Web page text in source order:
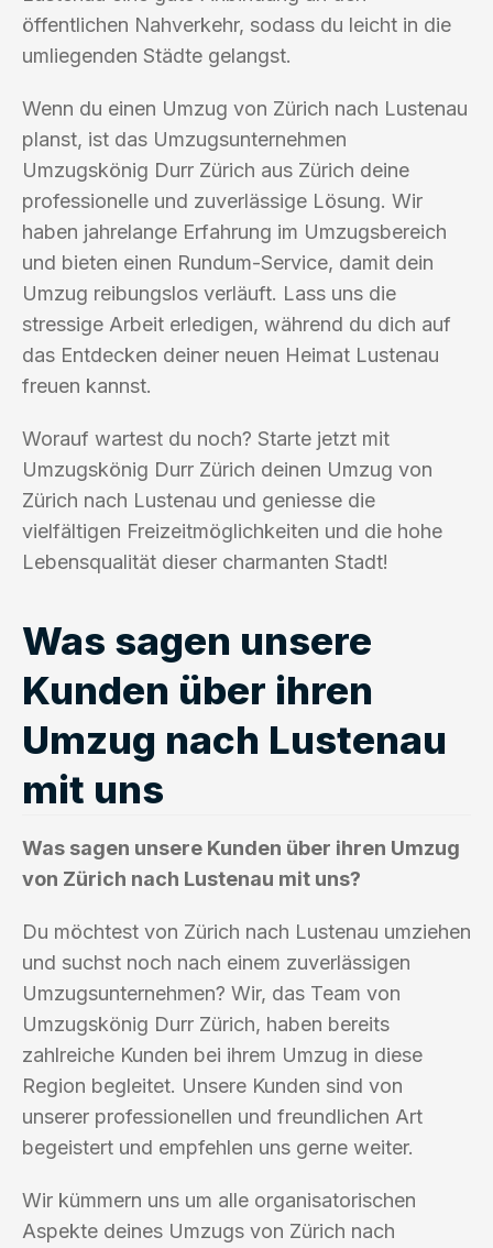
öffentlichen Nahverkehr, sodass du leicht in die
umliegenden Städte gelangst.
Wenn du einen Umzug von Zürich nach Lustenau
planst, ist das Umzugsunternehmen
Umzugskönig Durr Zürich aus Zürich deine
professionelle und zuverlässige Lösung. Wir
haben jahrelange Erfahrung im Umzugsbereich
und bieten einen Rundum-Service, damit dein
Umzug reibungslos verläuft. Lass uns die
stressige Arbeit erledigen, während du dich auf
das Entdecken deiner neuen Heimat Lustenau
freuen kannst.
Worauf wartest du noch? Starte jetzt mit
Umzugskönig Durr Zürich deinen Umzug von
Zürich nach Lustenau und geniesse die
vielfältigen Freizeitmöglichkeiten und die hohe
Lebensqualität dieser charmanten Stadt!
Was sagen unsere
Kunden über ihren
Umzug nach Lustenau
mit uns
Was sagen unsere Kunden über ihren Umzug
von Zürich nach Lustenau mit uns?
Du möchtest von Zürich nach Lustenau umziehen
und suchst noch nach einem zuverlässigen
Umzugsunternehmen? Wir, das Team von
Umzugskönig Durr Zürich, haben bereits
zahlreiche Kunden bei ihrem Umzug in diese
Region begleitet. Unsere Kunden sind von
unserer professionellen und freundlichen Art
begeistert und empfehlen uns gerne weiter.
Wir kümmern uns um alle organisatorischen
Aspekte deines Umzugs von Zürich nach